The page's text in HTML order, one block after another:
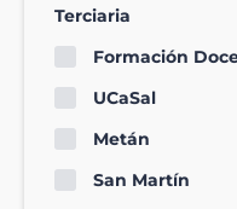
Terciaria
Formación
UCaSal
Metán
San Martín